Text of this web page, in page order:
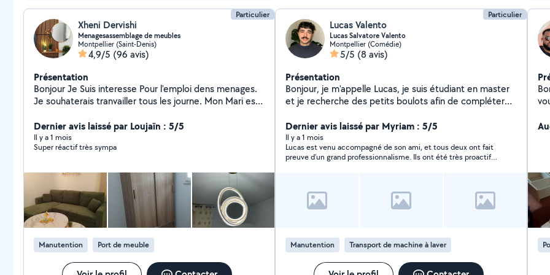
Particulier
Xheni Dervishi
Menagesassemblage de meubles
Montpellier (Saint-Denis)
4,9/5 (96 avis)
Présentation
Bonjour Je Suis interesse Pour l'emploi dens menages.
Je souhaterais tranvailler tous les journe. Mon Mari est
Dernier avis laissé par Loujaïn : 5/5
Il y a 1 mois
Super réactif très sympa
Manutention Port de meuble
Particulier
Lucas Valento
Lucas Salvatore Valento
Montpellier (Comédie)
5/5 (8 avis)
Présentation
Bonjour, je m'appelle Lucas, je suis étudiant en master
et je recherche des petits boulots afin de compléter
quelles soient physiques (jardinage, ménage,
déménagement, montage de meuble) ou autres
(garde d'enfants, d'animaux). Je suis très motivé,
sérieux et honnête, le travail sera fait efficacement
Dernier avis laissé par Myriam : 5/5
Il y a 1 mois
Lucas est venu accompagné de son ami, et tous deux ont fait
preuve d’un grand professionnalisme. Ils ont été très proactifs,
appréciable. Tous les deux se sont montrés très bienveillants,
aussi bien envers nous qu’envers notre mobilier, qu’ils ont
de leur prestation et n’hésiterons pas à faire de nouveau appel
à leurs services si besoin.
Manutention Transport de machine à laver
Bonjour ! Je